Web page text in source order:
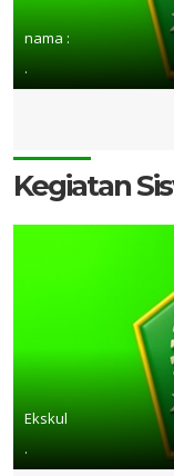
nama :
.
Kegiatan
Ekskul
.